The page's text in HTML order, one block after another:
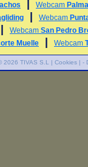
Webcam
Webcam
Webcam San Pedro
Muelle Webcam
2026 TIVAS S.L | Cookies| -